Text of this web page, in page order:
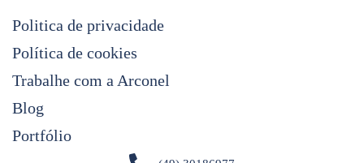
Politica de privacidade
Política de cookies
Trabalhe com a Arconel
Blog
Portfólio